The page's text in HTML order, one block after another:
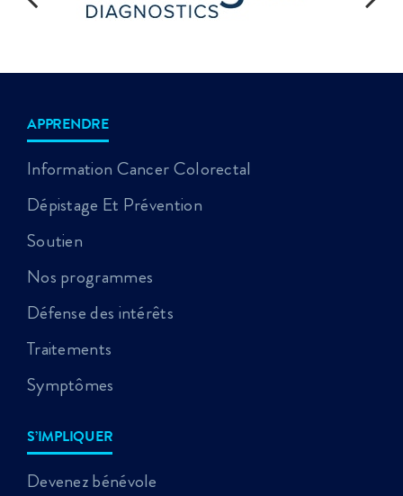
APPRENDRE
Information Cancer Colorectal
Dépistage Et Prévention
Soutien
Nos programmes
Défense des intérêts
Traitements
Symptômes
S’IMPLIQUER
Devenez bénévole